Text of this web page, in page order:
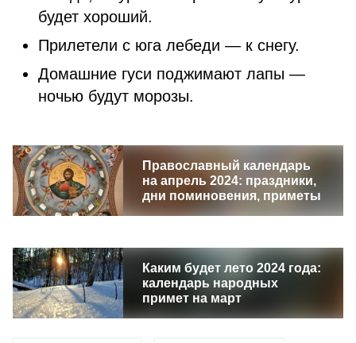
будет хороший.
Прилетели с юга лебеди — к снегу.
Домашние гуси поджимают лапы —
ночью будут морозы.
Православный календарь
на апрель 2024: праздники,
дни поминовения, приметы
Каким будет лето 2024 года:
календарь народных
примет на март